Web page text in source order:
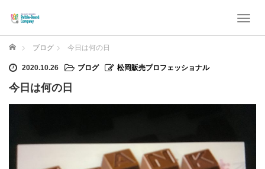
T
a
t
ホーム ブログ 今日は何の日
2020.10.26 ブログ 松岡販売プロフェッショナル
今日は何の日